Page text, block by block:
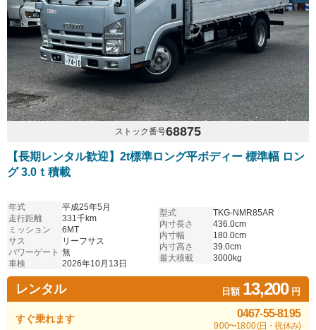
ストック番号68875
【長期レンタル歓迎】2t標準ロング平ボディー 標準幅 ロン
グ 3.0ｔ積載
年式
平成25年5月
走行距離
331千km
ミッション
6MT
サス
リーフサス
パワーゲート 無
車検
2026年10月13日
型式
TKG-NMR85AR
内寸長さ
436.0cm
内寸幅
180.0cm
内寸高さ
39.0cm
最大積載
3000kg
レンタル 日額 13,200円
すぐ乗れます 0467-55-8195
9:00〜18:00 (日・祝休み)